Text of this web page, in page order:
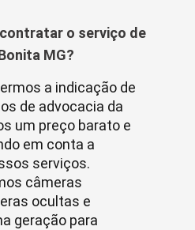
o serviço de
MG?
a indicação de
de advocacia da
um preço barato e
em conta a
serviços.
câmeras
ocultas e
geração para